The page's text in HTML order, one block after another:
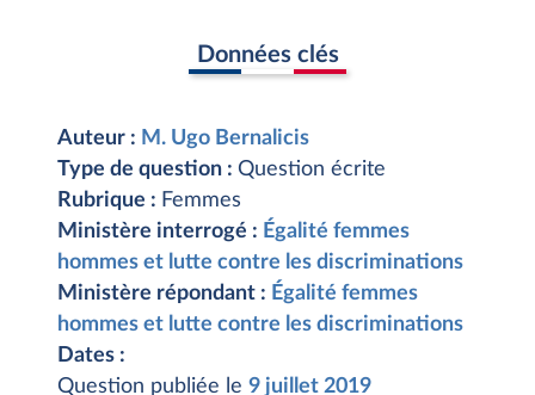
Données clés
Auteur : M. Ugo Bernalicis
Type de question : Question écrite
Rubrique : Femmes
Ministère interrogé : Égalité femmes
hommes et lutte contre les discriminations
Ministère répondant : Égalité femmes
hommes et lutte contre les discriminations
Dates :
Question publiée le 9 juillet 2019